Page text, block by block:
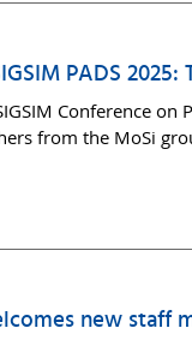
PADS 2025:
Conference on
from the MoSi
new staff